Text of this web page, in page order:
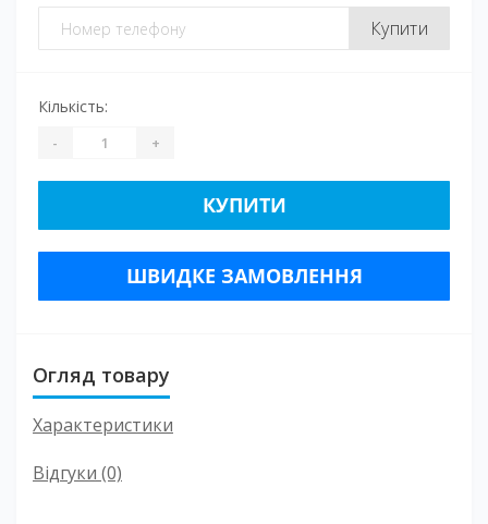
Купити
Кількість:
- +
КУПИТИ
ШВИДКЕ ЗАМОВЛЕННЯ
Огляд товару
Характеристики
Відгуки (0)